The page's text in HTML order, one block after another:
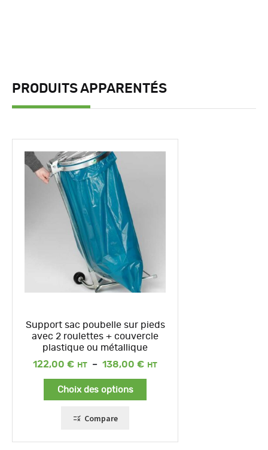
PRODUITS APPARENTÉS
Support sac poubelle sur pieds
avec 2 roulettes + couvercle
plastique ou métallique
122,00 € – 138,00 €
Plage
Choix des options
Compare